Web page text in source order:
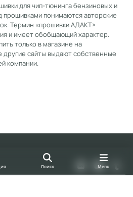
для чип-тюнинга бензиновых и
прошивками понимаются авторские
Термин «прошивки АДАКТ»
и имеет обобщающий характер.
только в магазине на
сайты выдают собственные
компании.
k
o
t
u
Поиск Menu